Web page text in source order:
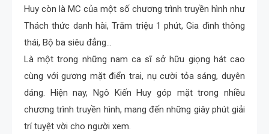
Huy còn là MC của một số chương trình truyền hình như
Thách thức danh hài, Trăm triệu 1 phút, Gia đình thông
thái, Bộ ba siêu đẳng…
Là một trong những nam ca sĩ sở hữu giọng hát cao
cùng với gương mặt điển trai, nụ cười tỏa sáng, duyên
dáng. Hiện nay, Ngô Kiến Huy góp mặt trong nhiều
chương trình truyền hình, mang đến những giây phút giải
trí tuyệt vời cho người xem.